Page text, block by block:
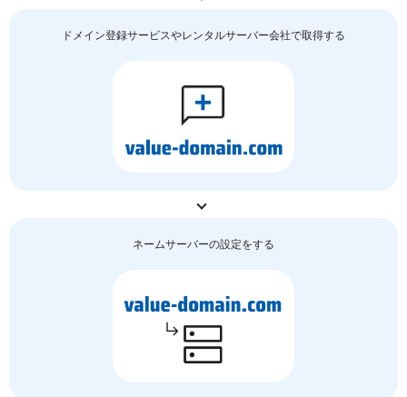
ドメイン登録サービスやレンタルサーバー会社で取得する
ネームサーバーの設定をする